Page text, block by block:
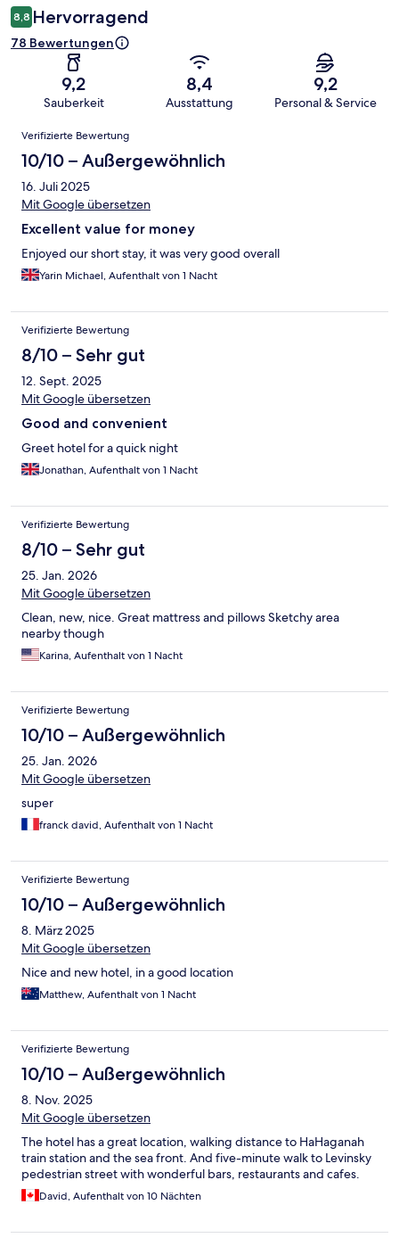
8,8 Hervorragend
78 Bewertungen
9,2
Sauberkeit
8,4
Ausstattung
9,2
Personal & Service
Bewertungen
Verifizierte Bewertung
10/10 – Außergewöhnlich
16. Juli 2025
Mit Google übersetzen
Excellent value for money
Enjoyed our short stay, it was very good overall
Yarin Michael, Aufenthalt von 1 Nacht
Verifizierte Bewertung
8/10 – Sehr gut
12. Sept. 2025
Mit Google übersetzen
Good and convenient
Greet hotel for a quick night
Jonathan, Aufenthalt von 1 Nacht
Verifizierte Bewertung
8/10 – Sehr gut
25. Jan. 2026
Mit Google übersetzen
Clean, new, nice. Great mattress and pillows Sketchy area
nearby though
Karina, Aufenthalt von 1 Nacht
Verifizierte Bewertung
10/10 – Außergewöhnlich
25. Jan. 2026
Mit Google übersetzen
super
franck david, Aufenthalt von 1 Nacht
Verifizierte Bewertung
10/10 – Außergewöhnlich
8. März 2025
Mit Google übersetzen
Nice and new hotel, in a good location
Matthew, Aufenthalt von 1 Nacht
Verifizierte Bewertung
10/10 – Außergewöhnlich
8. Nov. 2025
Mit Google übersetzen
The hotel has a great location, walking distance to HaHaganah
train station and the sea front. And five-minute walk to Levinsky
pedestrian street with wonderful bars, restaurants and cafes.
David, Aufenthalt von 10 Nächten